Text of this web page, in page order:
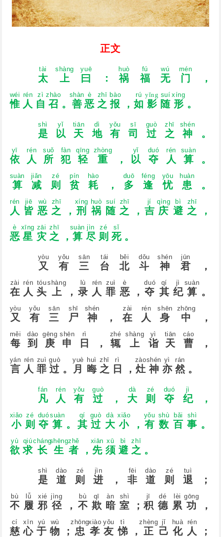
正文
太
tài
上
shànɡ
曰
yuē
：祸
huò
福
fú
无
wú
门
mén
，
惟
wéi
人
rén
自
zì
召
zhào
。 善
shàn
恶
è
之
zhī
报
bào
， 如
rú
影
yǐng
随
suí
形
xínɡ
。
是
shì
以
yǐ
天
tiān
地
dì
有
yǒu
司
sī
过
ɡuò
之
zhī
神
shén
。
依
yī
人
rén
所
suǒ
犯
fàn
轻
qīnɡ
重
zhònɡ
， 以
yǐ
夺
duó
人
rén
算
suàn
。
算
suàn
减
jiǎn
则
zé
贫
pín
耗
hào
， 多
duō
逢
fénɡ
忧
yōu
患
huàn
。
人
rén
皆
jiē
恶
wù
之
zhī
， 刑
xínɡ
祸
huò
随
suí
之
zhī
， 吉
jí
庆
qìnɡ
避
bì
之
zhī
，
恶
è
星
xīnɡ
灾
zāi
之
zhī
， 算
suàn
尽
jìn
则
zé
死
sǐ
。
又
yòu
有
yǒu
三
sān
台
tái
北
běi
斗
dǒu
神
shén
君
jūn
，
在
zài
人
rén
头
tóu
上
shànɡ
， 录
lù
人
rén
罪
zuì
恶
è
，夺
duó
其
qí
纪
jì
算
suàn
。
又
yòu
有
yǒu
三
sān
尸
shī
神
shén
， 在
zài
人
rén
身
shēn
中
zhōnɡ
，
每
měi
到
dào
庚
ɡēnɡ
申
shēn
日
rì
， 辄
zhé
上
shànɡ
诣
yì
天
tiān
曹
cáo
，
言
yán
人
rén
罪
zuì
过
ɡuò
。 月
yuè
晦
huì
之
zhī
日
rì
， 灶
zào
神
shén
亦
yì
然
rán
。
凡
fán
人
rén
有
yǒu
过
ɡuò
， 大
dà
则
zé
夺
duó
纪
jì
，
小
xiǎo
则
zé
夺
duó
算
suàn
。 其
qí
过
ɡuò
大
dà
小
xiǎo
， 有
yǒu
数
shù
百
bǎi
事
shì
。
欲
yù
求
qiú
长
chánɡ
生
shēnɡ
者
zhě
， 先
xiān
须
xū
避
bì
之
zhī
。
是
shì
道
dào
则
zé
进
jìn
， 非
fēi
道
dào
则
zé
退
tuì
；
不
bù
履
lǚ
邪
xié
径
jìnɡ
， 不
bù
欺
qī
暗
àn
室
shì
； 积
jī
德
dé
累
lèi
功
ɡōnɡ
，
慈
cí
心
xīn
于
yú
物
wù
； 忠
zhōnɡ
孝
xiào
友
yǒu
悌
tì
， 正
zhènɡ
己
jǐ
化
huà
人
rén
；